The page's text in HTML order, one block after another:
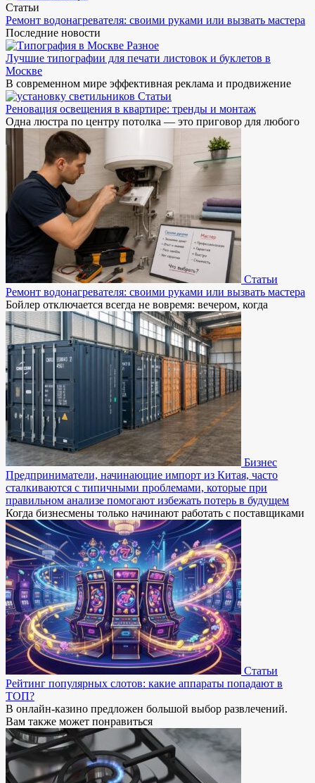
Статьи
Ремонт водонагревателя: своими руками или вызвать мастера
Последние новости
Разное
Лучшие типографии для печати листовок и буклетов в
Москве
В современном мире эффективная реклама и продвижение
Статьи
Реновация освещения в квартире: тренды и монтаж
Одна люстра по центру потолка — это приговор для любого
Статьи
Ремонт водонагревателя: своими руками или вызвать мастера
Бойлер отключается всегда не вовремя: вечером, когда
Бизнес
Предприниматели, начинающие импорт из Китая, часто
сталкиваются с типичными проблемами, которые при
правильном анализе помогают избежать потерь в будущем
Когда бизнесмены только начинают работать с поставщиками
Статьи
Рейтинг популярных слотов: какие аппараты попадают в
ТОП?
В онлайн-казино предложен большой выбор развлечений.
Вам также может понравиться